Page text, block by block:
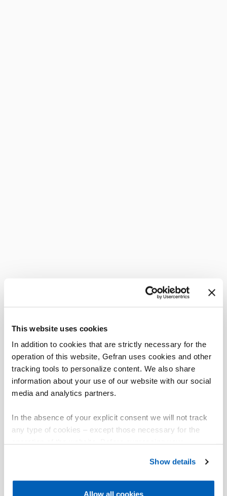
This website uses cookies
In addition to cookies that are strictly necessary for the
operation of this website, Gefran uses cookies and other
tracking tools to personalize content. We also share
information about your use of our website with our social
media and analytics partners.
In the absence of your explicit consent we will not track
any type of cookies – except those necessary for the
Gefran - Cookie
policy.
Show details
Allow all cookies